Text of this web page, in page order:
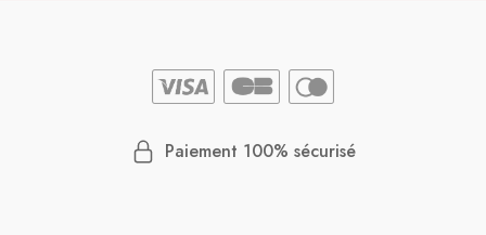
Paiement 100% sécurisé